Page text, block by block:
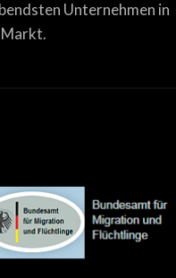
Unternehmen in